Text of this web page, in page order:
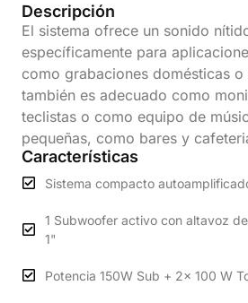
Descripción
El sistema ofrece un sonido
específicamente para
como grabaciones domésticas
también es adecuado como
teclistas o como equipo de
pequeñas, como bares y
Características
Sistema compacto
1 Subwoofer activo con altavoz
1"
Potencia 150W Sub + 2x 100 W